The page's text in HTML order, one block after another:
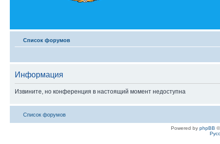
Список форумов
Информация
Извините, но конференция в настоящий момент недоступна
Список форумов
Powered by phpBB